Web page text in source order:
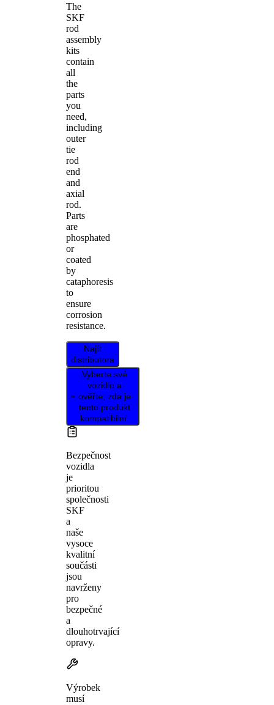
The
SKF
rod
assembly
kits
contain
all
the
parts
you
need,
including
outer
tie
rod
end
and
axial
rod.
Parts
are
phosphated
or
coated
by
cataphoresis
to
ensure
corrosion
resistance.
Najít
distributora
Vyberte své
vozidlo a
ověřte, zda je
tento produkt
kompatibilní.
Bezpečnost
vozidla
je
prioritou
společnosti
SKF
a
naše
vysoce
kvalitní
součásti
jsou
navrženy
pro
bezpečné
a
dlouhotrvající
opravy.
Výrobek
musí